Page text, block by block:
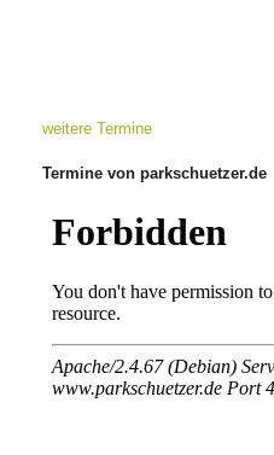
weitere Termine
Termine von parkschuetzer.de